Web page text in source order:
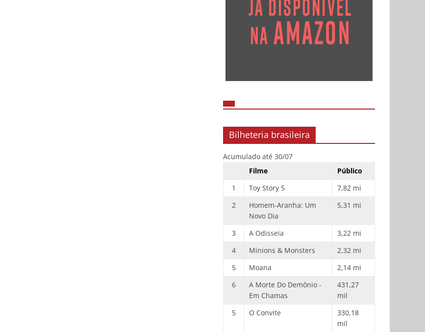
Bilheteria brasileira
Acumulado até 30/07
Filme
Público
1
Toy Story 5
7,82 mi
2
Homem-Aranha: Um
Novo Dia
5,31 mi
3 A Odisseia
3,22 mi
4
Minions & Monsters
2,32 mi
5
Moana
2,14 mi
6
A Morte Do Demônio -
Em Chamas
431,27
mil
5
O Convite
330,18
mil